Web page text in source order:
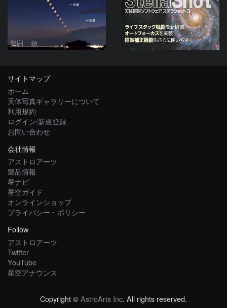
豊田 敏
サイトマップ
ホーム
天体写真ギャラリーについて
利用規約
ログイン/新規登録
お問い合わせ
会社情報
アストロアーツ
製品情報
星ナビ
星空ガイド
オンラインショップ
プライバシー・ポリシー
Follow
アストロアーツ
Twitter
YouTube
星空アナウンス
Copyright ©AstroArts Inc. All rights reserved.